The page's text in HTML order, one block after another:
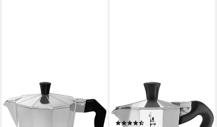
Espressokocher, 0,06l
Kaffeekanne, Aluminium
(53)